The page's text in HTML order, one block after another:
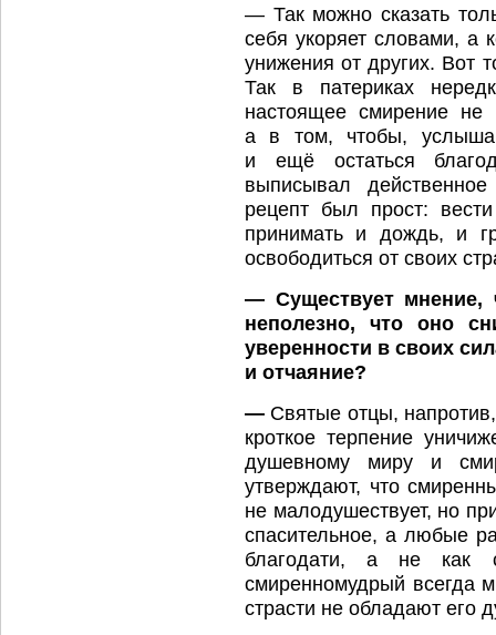
— Так можно сказать
себя укоряет словами, а
унижения от других. Вот
Так в патериках
настоящее смирение
а в том, чтобы,
и ещё остаться
выписывал
рецепт был прост:
принимать и дождь, и
освободиться от своих
— Существует мнение,
неполезно, что оно
уверенности в своих
и отчаяние?
— Святые отцы,
кроткое терпение
душевному миру и
утверждают, что
не малодушествует, но
спасительное, а любые
благодати, а не как
смиренномудрый всегда
страсти не обладают его